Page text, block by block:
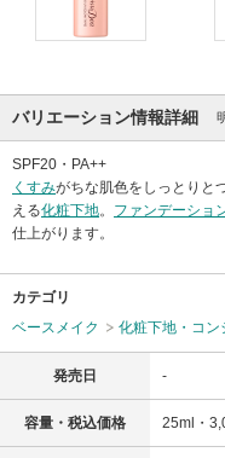
バリエーション情報詳細
SPF20・PA++
くすみがちな肌色をしっとりと
える化粧下地。 ファンデーショ
仕上がります。
カテゴリ
ベースメイク
化粧下地・コン
発売日 -
容量・税込価格 25ml・